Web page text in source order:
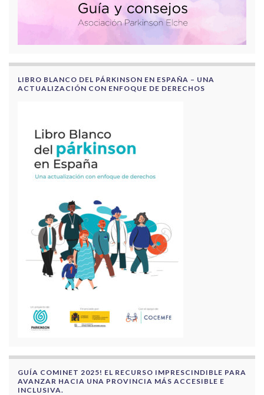
LIBRO BLANCO DEL PÁRKINSON EN ESPAÑA – UNA
ACTUALIZACIÓN CON ENFOQUE DE DERECHOS
GUÍA COMINET 2025! EL RECURSO IMPRESCINDIBLE PARA
AVANZAR HACIA UNA PROVINCIA MÁS ACCESIBLE E
INCLUSIVA.